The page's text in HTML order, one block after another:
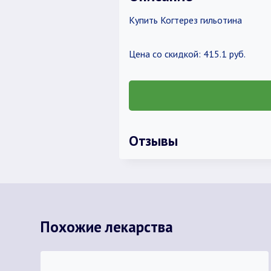
Купить Когтерез гильотина
Цена со скидкой: 415.1 руб.
Отзывы
Похожие лекарства